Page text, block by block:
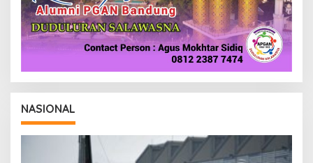
NASIONAL